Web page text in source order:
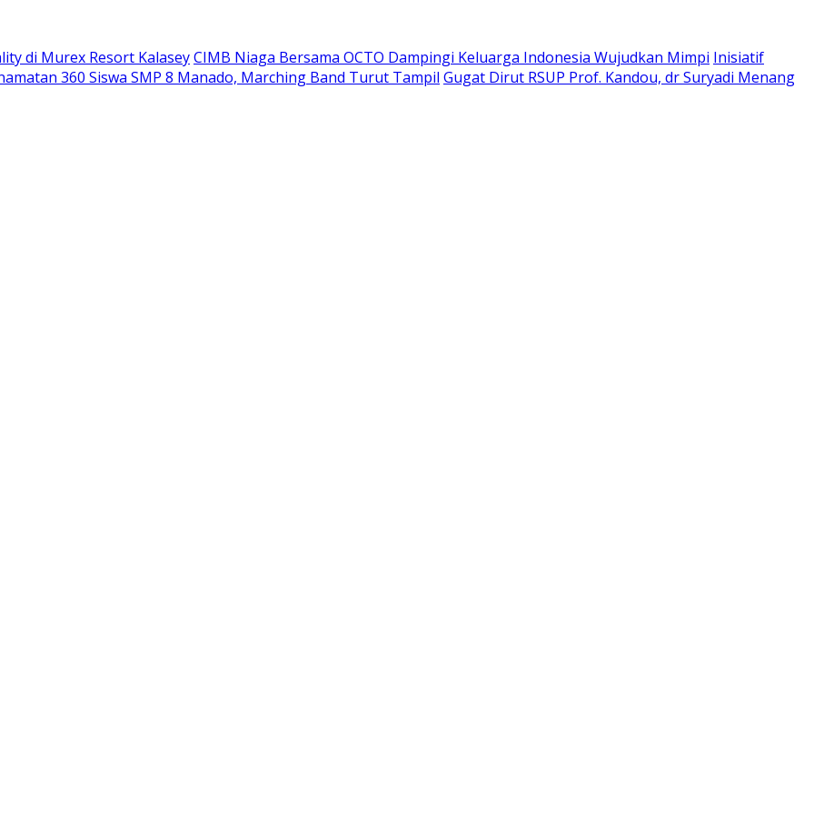
di Murex Resort KalaseyCIMB Niaga Bersama OCTO Dampingi Keluarga Indonesia Wujudkan Mimpi Inisiatif
360 Siswa SMP 8 Manado, Marching Band Turut Tampil Gugat Dirut RSUP Prof. Kandou, dr Suryadi Menang